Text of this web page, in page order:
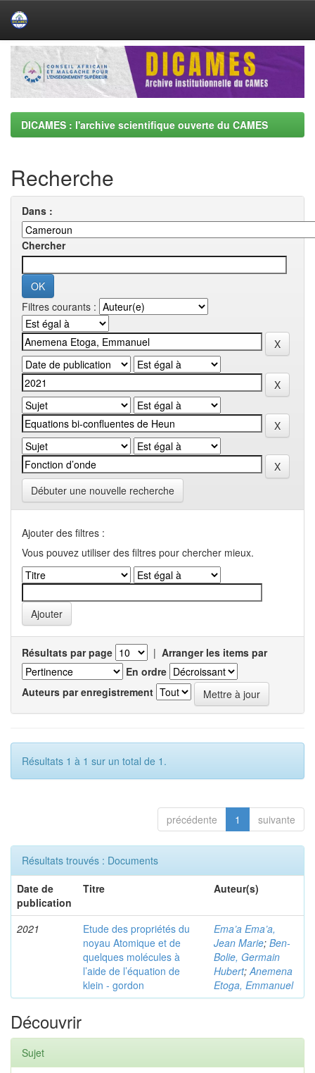
Skip
navigation
DICAMES : l'archive scientifique ouverte du CAMES
Recherche
Dans :
Chercher
Filtres courants :
Débuter une nouvelle recherche
Ajouter des filtres :
Vous pouvez utiliser des filtres pour chercher mieux.
Résultats par page | Arranger les items par
En ordre
Auteurs par enregistrement
Résultats 1 à 1 sur un total de 1.
précédente 1 suivante
Résultats trouvés : Documents
Date de
publication
Titre Auteur(s)
2021
Etude des propriétés du
noyau Atomique et de
quelques molécules à
l’aide de l’équation de
klein - gordon
Ema’a Ema’a,
Jean Marie; Ben-
Bolie, Germain
Hubert; Anemena
Etoga, Emmanuel
Découvrir
Sujet